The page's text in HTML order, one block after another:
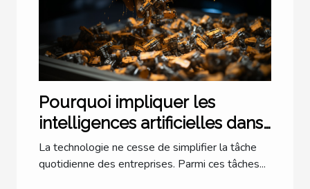
Pourquoi impliquer les
intelligences artificielles dans
la trésorerie ?
La technologie ne cesse de simplifier la tâche
quotidienne des entreprises. Parmi ces tâches...